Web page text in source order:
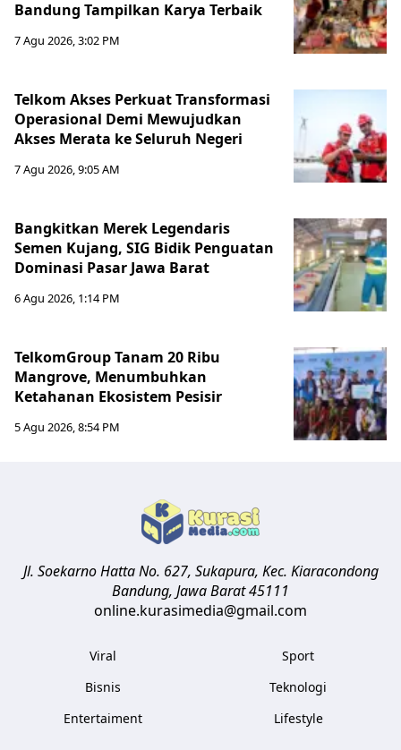
Bandung Tampilkan Karya Terbaik
7 Agu 2026, 3:02 PM
Telkom Akses Perkuat Transformasi
Operasional Demi Mewujudkan
Akses Merata ke Seluruh Negeri
7 Agu 2026, 9:05 AM
Bangkitkan Merek Legendaris
Semen Kujang, SIG Bidik Penguatan
Dominasi Pasar Jawa Barat
6 Agu 2026, 1:14 PM
TelkomGroup Tanam 20 Ribu
Mangrove, Menumbuhkan
Ketahanan Ekosistem Pesisir
5 Agu 2026, 8:54 PM
Jl. Soekarno Hatta No. 627, Sukapura, Kec. Kiaracondong
Bandung, Jawa Barat45111
online.kurasimedia@gmail.com
Viral
Bisnis
Entertaiment
Sport
Teknologi
Lifestyle